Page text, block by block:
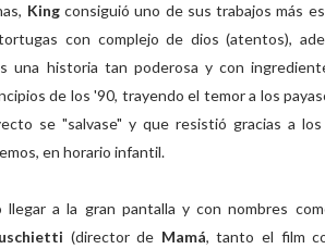
King consiguió uno de sus trabajos más
con complejo de dios (atentos),
una historia tan poderosa y con
de los '90, trayendo el temor a los
se "salvase" y que resistió gracias a
en horario infantil.
a la gran pantalla y con nombres
(director de Mamá, tanto el film